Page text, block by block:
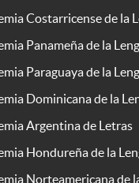
Costarricense de la
Panameña de la
Paraguaya de la
Dominicana de la
Argentina de Letras
Hondureña de la
Norteamericana de